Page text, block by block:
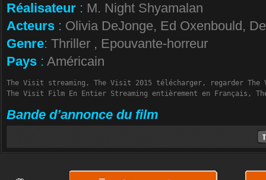
Réalisateur : M. Night Shyamalan
Acteurs : Olivia DeJonge, Ed Oxenbould,
Genre: Thriller , Epouvante-horreur
Pays : Américain
The Visit streaming, The Visit 2015 télécharger, regarder
The Visit Film En Entier Streaming entièrement en Français,
Bande d’annonce du film